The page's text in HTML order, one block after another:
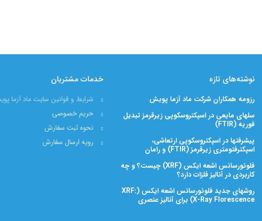
نوشته‌های تازه
رزومه همکاران شرکت ماد آزما پویش
سلهای مایعی در اسپکتروسکوپی زیرقرمز تبدیل
فوریه (FTIR)
پیشرفتها در اسپکتروسکوپی ارتعاشی،
اسپکترفتومتری زیرقرمز (FTIR) و رامان
فلوئورسانس اشعه ایکس (XRF) چیست؟ و چه
کاربردی در آنالیز فلزات دارد؟
روشهای جدید فلوئورسانس اشعه ایکس (XRF:
X-Ray Florescence) برای آنالیز عنصری
خدمات مشتریان
شرایط و قوانین سایت ماد آزما
حریم خصوصی
نحوه ثبت سفارش
رویه ارسال سفارش